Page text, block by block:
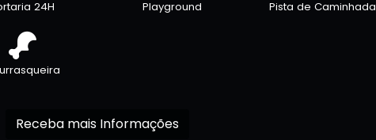
24H Playground Pista de Caminhada
Receba mais Informações